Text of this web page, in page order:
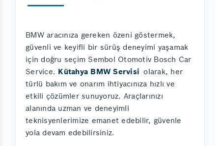
BMW aracınıza gereken özeni göstermek,
güvenli ve keyifli bir sürüş deneyimi yaşamak
için doğru seçim Sembol Otomotiv Bosch Car
Service. Kütahya BMW Servisi olarak, her
türlü bakım ve onarım ihtiyacınıza hızlı ve
etkili çözümler sunuyoruz. Araçlarınızı
alanında uzman ve deneyimli
teknisyenlerimize emanet edebilir, güvenle
yola devam edebilirsiniz.